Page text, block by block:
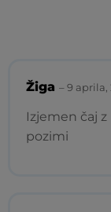
Žiga –9 aprila,
Izjemen čaj
pozimi